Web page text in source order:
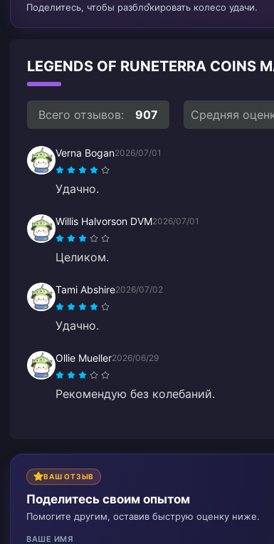
Поделитесь, чтобы разблокировать колесо удачи.
LEGENDS OF RUNETERRA
Всего отзывов: 907 Средняя
Verna Bogan2026/07/01
Удачно.
Willis Halvorson DVM2026/07/01
Целиком.
Tami Abshire2026/07/02
Удачно.
Ollie Mueller2026/06/29
Рекомендую без колебаний.
ВАШ ОТЗЫВ
Поделитесь своим опытом
Помогите другим, оставив быструю оценку ниже.
ВАШЕ ИМЯ